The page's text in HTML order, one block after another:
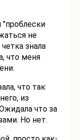
"проблески
не
знала
что меня
что так
из
что за
Но нет.